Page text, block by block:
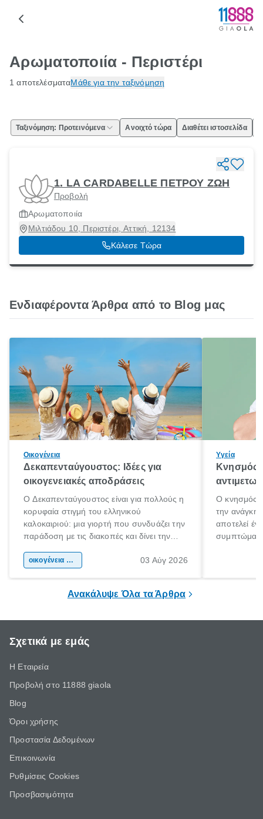
Αρωματοποιία - Περιστέρι
1 αποτελέσματαΜάθε για την ταξινόμηση
Ταξινόμηση: Προτεινόμενα Ανοιχτό τώρα Διαθέτει ιστοσελίδα
1. LA CARDABELLE ΠΕΤΡΟΥ ΖΩΗ
Προβολή
Αρωματοποιία
Μιλτιάδου 10, Περιστέρι, Αττική, 12134
Κάλεσε Τώρα
Ενδιαφέροντα Άρθρα από το Blog μας
Οικογένεια
Δεκαπενταύγουστος: Ιδέες για
οικογενειακές αποδράσεις
Ο Δεκαπενταύγουστος είναι για πολλούς η
κορυφαία στιγμή του ελληνικού
καλοκαιριού: μια γιορτή που συνδυάζει την
παράδοση με τις διακοπές και δίνει την
χώρας. Είτε πρόκειται για λίγες μέρες
οικογένεια & παιδί 03 Αύγ 2026
Υγεία
Κνησμός:
Ο κνησμός
την ανάγκη
αποτελεί
Ανακάλυψε Όλα τα Άρθρα
Σχετικά με εμάς
Η Εταιρεία
Προβολή στο 11888 giaola
Blog
Όροι χρήσης
Προστασία Δεδομένων
Επικοινωνία
Ρυθμίσεις Cookies
Προσβασιμότητα